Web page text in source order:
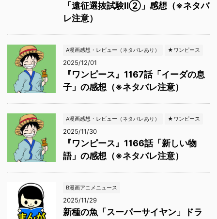
「遠征選抜試験Ⅱ②」感想（※ネタバ
レ注意）
A漫画感想・レビュー（ネタバレあり） ★ワンピース
2025/12/01
『ワンピース』1167話「イーダの息
子」の感想（※ネタバレ注意）
A漫画感想・レビュー（ネタバレあり） ★ワンピース
2025/11/30
『ワンピース』1166話「新しい物
語」の感想（※ネタバレ注意）
B漫画アニメニュース
2025/11/29
新種の魚「スーパーサイヤン」ドラ